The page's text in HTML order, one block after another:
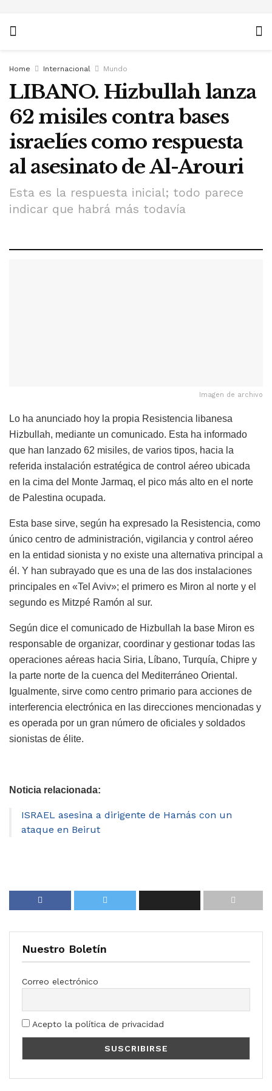
Home Internacional Mundo
LIBANO. Hizbullah lanza
62 misiles contra bases
israelíes como respuesta
al asesinato de Al-Arouri
Esta es la respuesta inicial; todo parece
indicar que habrá más todavía
Imagen de archivo
Lo ha anunciado hoy la propia Resistencia libanesa
Hizbullah, mediante un comunicado. Esta ha informado
que han lanzado 62 misiles, de varios tipos, hacia la
referida instalación estratégica de control aéreo ubicada
en la cima del Monte Jarmaq, el pico más alto en el norte
de Palestina ocupada.
Esta base sirve, según ha expresado la Resistencia, como
único centro de administración, vigilancia y control aéreo
en la entidad sionista y no existe una alternativa principal a
él. Y han subrayado que es una de las dos instalaciones
principales en «Tel Aviv»; el primero es Miron al norte y el
segundo es Mitzpé Ramón al sur.
Según dice el comunicado de Hizbullah la base Miron es
responsable de organizar, coordinar y gestionar todas las
operaciones aéreas hacia Siria, Líbano, Turquía, Chipre y
la parte norte de la cuenca del Mediterráneo Oriental.
Igualmente, sirve como centro primario para acciones de
interferencia electrónica en las direcciones mencionadas y
es operada por un gran número de oficiales y soldados
sionistas de élite.
Noticia relacionada:
ISRAEL asesina a dirigente de Hamás con un
ataque en Beirut
Nuestro Boletín
Correo electrónico
Acepto la política de privacidad